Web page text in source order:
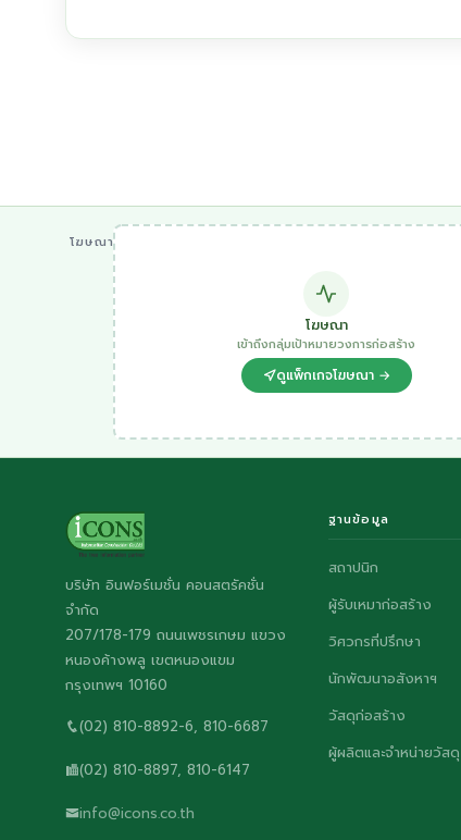
โฆษณา
โฆษณา
เข้าถึงกลุ่มเป้าหมายวงการก่อสร้าง
ดูแพ็กเกจโฆษณา →
บริษัท อินฟอร์เมชั่น คอนสตรัคชั่น
จำกัด
207/178-179 ถนนเพชรเกษม แขวง
หนองค้างพลู เขตหนองแขม
กรุงเทพฯ 10160
(02) 810-8892-6, 810-6687
(02) 810-8897, 810-6147
info@icons.co.th
ฐานข้อมูล
สถาปนิก
ผู้รับเหมาก่อสร้าง
วิศวกรที่ปรึกษา
นักพัฒนาอสังหาฯ
วัสดุก่อสร้าง
ผู้ผลิตและจำหน่ายวัสดุ